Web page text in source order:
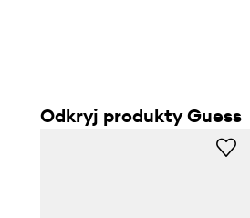
Odkryj produkty Guess